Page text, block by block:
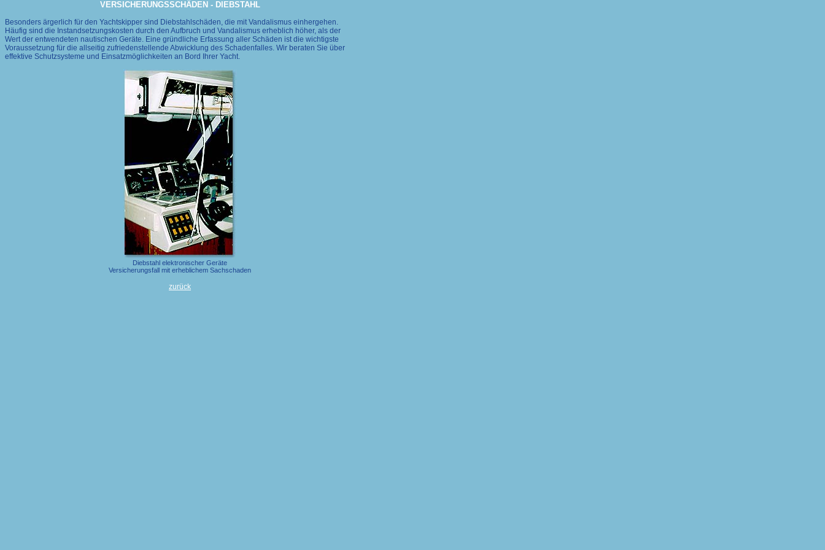
VERSICHERUNGSSCHÄDEN - DIEBSTAHL
Besonders ärgerlich für den Yachtskipper sind Diebstahlschäden, die mit Vandalismus einhergehen.
Häufig sind die Instandsetzungskosten durch den Aufbruch und Vandalismus erheblich höher, als der
Wert der entwendeten nautischen Geräte. Eine gründliche Erfassung aller Schäden ist die wichtigste
Voraussetzung für die allseitig zufriedenstellende Abwicklung des Schadenfalles. Wir beraten Sie über
effektive Schutzsysteme und Einsatzmöglichkeiten an Bord Ihrer Yacht.
Diebstahl elektronischer Geräte
Versicherungsfall mit erheblichem Sachschaden
zurück